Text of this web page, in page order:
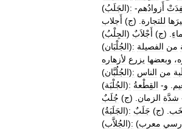
(الجَلَبُ): أَزوادُهم-
للتجارة . (ج) أَجلاب
(الجِلْبُ) . (ج) أَجْلاَبٌ
(الجُلْبَان): من الفصيلة
وبعضها يزرع لأزهاره
(الجُلُبَّان): من الناس
(الجُلْبَة): و- القِطْعةُ
شدَّة الزمان . (ج) جُلَبٌ
(الجَلَبَةُ): . (ج) جَلَبٌ
(الجُلاَّب): معرب